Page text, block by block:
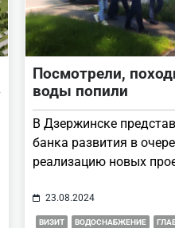
Посмотрели,
воды попили
В Дзержинске
банка развития в
реализацию новых
23.08.2024
ВИЗИТ ВОДОСНАБЖЕНИЕ